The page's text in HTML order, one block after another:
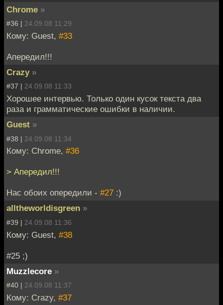
Chrome »
#36 | 24.09.08 11:29
Кому: Guest, #33
Апередил!!!
Crazy »
#37 | 24.09.08 11:33
Хорошее интервью. Только один кусок текста два
раза и грамматические ошибки в наличии.
Guest »
#38 | 24.09.08 11:34
Кому: Chrome, #36
> Апередил!!!
Нас обоих опередили - #27 :)
alltheworldisgreen »
#39 | 24.09.08 11:36
Кому: Guest, #38
#25 ;)
Muzzlecore »
#40 | 24.09.08 11:37
Кому: Crazy, #37